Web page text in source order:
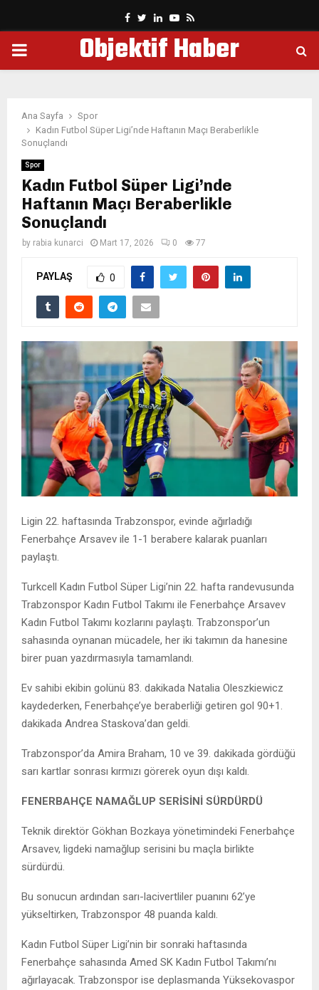
Facebook
Twitter
LinkedinYoutube
Rss
PRIMARYObjektif Haber
Ana Sayfa
Spor
Kadın Futbol Süper Ligi’nde Haftanın Maçı Beraberlikle
Sonuçlandı
Spor
Kadın Futbol Süper Ligi’nde
Haftanın Maçı Beraberlikle
Sonuçlandı
by rabia kunarci Mart 17, 2026 0 77
PAYLAŞ 0
Ligin 22. haftasında Trabzonspor, evinde ağırladığı
Fenerbahçe Arsavev ile 1-1 berabere kalarak puanları
paylaştı.
Turkcell Kadın Futbol Süper Ligi’nin 22. hafta randevusunda
Trabzonspor Kadın Futbol Takımı ile Fenerbahçe Arsavev
Kadın Futbol Takımı kozlarını paylaştı. Trabzonspor’un
sahasında oynanan mücadele, her iki takımın da hanesine
birer puan yazdırmasıyla tamamlandı.
Ev sahibi ekibin golünü 83. dakikada Natalia Oleszkiewicz
kaydederken, Fenerbahçe’ye beraberliği getiren gol 90+1.
dakikada Andrea Staskova’dan geldi.
Trabzonspor’da Amira Braham, 10 ve 39. dakikada gördüğü
sarı kartlar sonrası kırmızı görerek oyun dışı kaldı.
FENERBAHÇE NAMAĞLUP SERİSİNİ SÜRDÜRDÜ
Teknik direktör Gökhan Bozkaya yönetimindeki Fenerbahçe
Arsavev, ligdeki namağlup serisini bu maçla birlikte
sürdürdü.
Bu sonucun ardından sarı-lacivertliler puanını 62’ye
yükseltirken, Trabzonspor 48 puanda kaldı.
Kadın Futbol Süper Ligi’nin bir sonraki haftasında
Fenerbahçe sahasında Amed SK Kadın Futbol Takımı’nı
ağırlayacak. Trabzonspor ise deplasmanda Yüksekovaspor